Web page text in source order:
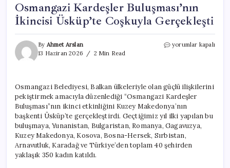
Osmangazi Kardeşler Buluşması’nın
İkincisi Üsküp’te Coşkuyla Gerçekleşti
By Ahmet Arslan
13 Haziran 2026
2 Min Read
Osmangazi
Coşkuyla
Gerçekleşti
için
yorumlar kapalı
Osmangazi Belediyesi, Balkan ülkeleriyle olan güçlü ilişkilerini
pekiştirmek amacıyla düzenlediği “Osmangazi Kardeşler
Buluşması”nın ikinci etkinliğini Kuzey Makedonya’nın
başkenti Üsküp’te gerçekleştirdi. Geçtiğimiz yıl ilki yapılan bu
buluşmaya, Yunanistan, Bulgaristan, Romanya, Gagavuzya,
Kuzey Makedonya, Kosova, Bosna-Hersek, Sırbistan,
Arnavutluk, Karadağ ve Türkiye’den toplam 40 şehirden
yaklaşık 350 kadın katıldı.